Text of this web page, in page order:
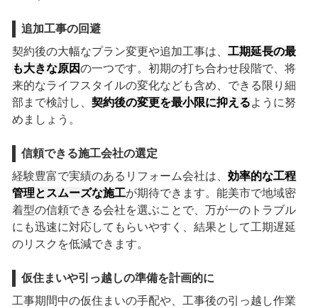
追加工事の回避
契約後の大幅なプラン変更や追加工事は、 工期延長の最
も大きな原因の一つです。初期の打ち合わせ段階で、将
来的なライフスタイルの変化なども含め、できる限り細
部まで検討し、 契約後の変更を最小限に抑えるように努
めましょう。
信頼できる施工会社の選定
経験豊富で実績のあるリフォーム会社は、 効率的な工程
管理とスムーズな施工が期待できます。能美市で地域密
着型の信頼できる会社を選ぶことで、万が一のトラブル
にも迅速に対応してもらいやすく、結果として工期遅延
のリスクを低減できます。
仮住まいや引っ越しの準備を計画的に
工事期間中の仮住まいの手配や、工事後の引っ越し作業